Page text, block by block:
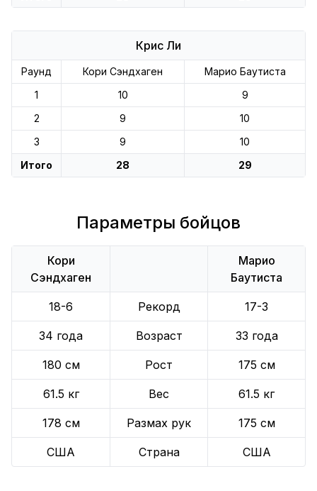
Крис Ли
Раунд Кори Сэндхаген
Марио Баутиста
1
10
9
2
9
10
3
9
10
Итого
28 29
Параметры бойцов
Кори
Сэндхаген
Марио
Баутиста
18-6 Рекорд 17-3
34 года Возраст 33 года
180 см Рост 175 см
61.5 кг Вес 61.5 кг
178 см Размах рук 175 см
США Страна США